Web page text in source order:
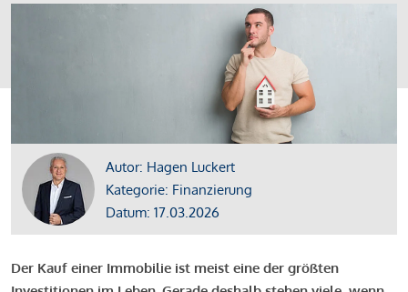
Autor: Hagen Luckert
Kategorie: Finanzierung
Datum: 17.03.2026
Der Kauf einer Immobilie ist meist eine der größten